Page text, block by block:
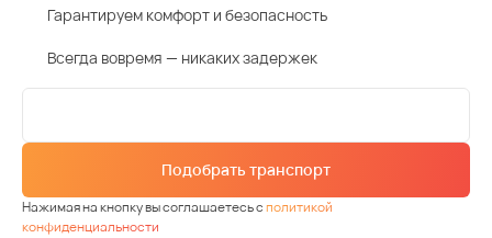
Гарантируем комфорт и безопасность
Всегда вовремя — никаких задержек
Подобрать транспорт
Нажимая на кнопку вы соглашаетесь сполитикой
конфиденциальности